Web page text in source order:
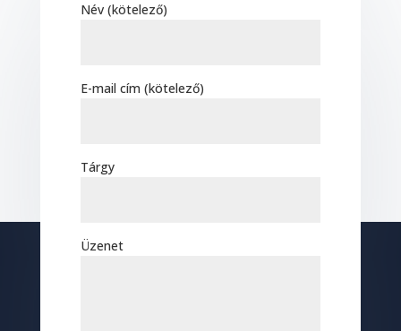
Név (kötelező)
E-mail cím (kötelező)
Tárgy
Üzenet